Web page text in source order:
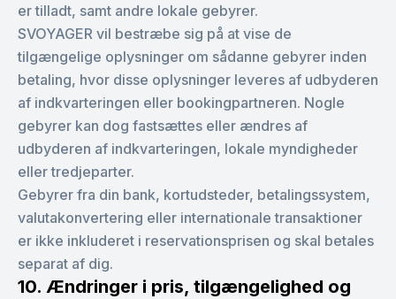
er tilladt, samt andre lokale gebyrer.
SVOYAGER vil bestræbe sig på at vise de
tilgængelige oplysninger om sådanne gebyrer inden
betaling, hvor disse oplysninger leveres af udbyderen
af indkvarteringen eller bookingpartneren. Nogle
gebyrer kan dog fastsættes eller ændres af
udbyderen af indkvarteringen, lokale myndigheder
eller tredjeparter.
Gebyrer fra din bank, kortudsteder, betalingssystem,
valutakonvertering eller internationale transaktioner
er ikke inkluderet i reservationsprisen og skal betales
separat af dig.
10. Ændringer i pris, tilgængelighed og